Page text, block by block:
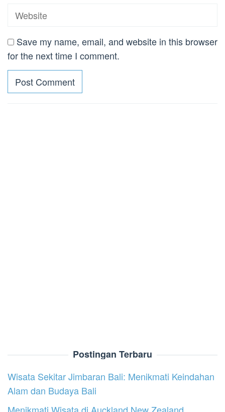
Save my name, email, and website in this browser
for the next time I comment.
Postingan Terbaru
Wisata Sekitar Jimbaran Bali: Menikmati Keindahan
Alam dan Budaya Bali
Menikmati Wisata di Auckland New Zealand